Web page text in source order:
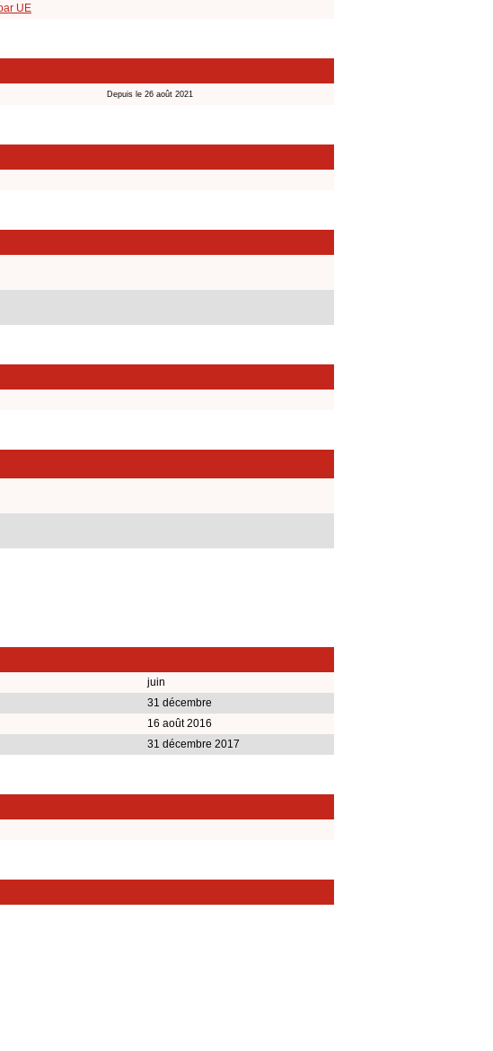
UE
Depuis le 26 août 2021
juin
31 décembre
16 août 2016
31 décembre 2017